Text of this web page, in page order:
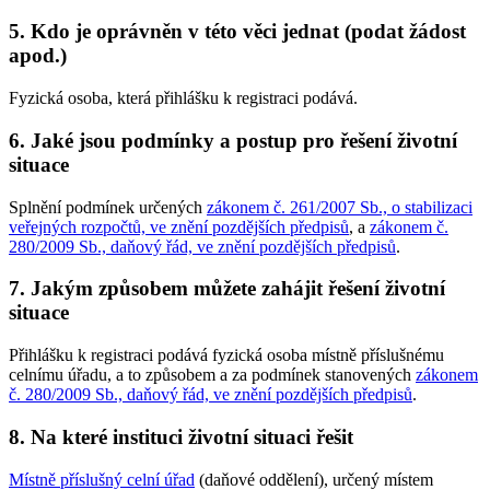
5. Kdo je oprávněn v této věci jednat (podat žádost
apod.)
Fyzická osoba, která přihlášku k registraci podává.
6. Jaké jsou podmínky a postup pro řešení životní
situace
Splnění podmínek určených zákonem č. 261/2007 Sb., o stabilizaci
veřejných rozpočtů, ve znění pozdějších předpisů, a zákonem č.
280/2009 Sb., daňový řád, ve znění pozdějších předpisů.
7. Jakým způsobem můžete zahájit řešení životní
situace
Přihlášku k registraci podává fyzická osoba místně příslušnému
celnímu úřadu, a to způsobem a za podmínek stanovených zákonem
č. 280/2009 Sb., daňový řád, ve znění pozdějších předpisů.
8. Na které instituci životní situaci řešit
Místně příslušný celní úřad (daňové oddělení), určený místem